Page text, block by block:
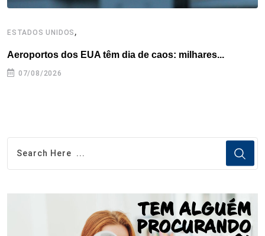
ESTADOS UNIDOS ,
Aeroportos dos EUA têm dia de caos: milhares...
07/08/2026